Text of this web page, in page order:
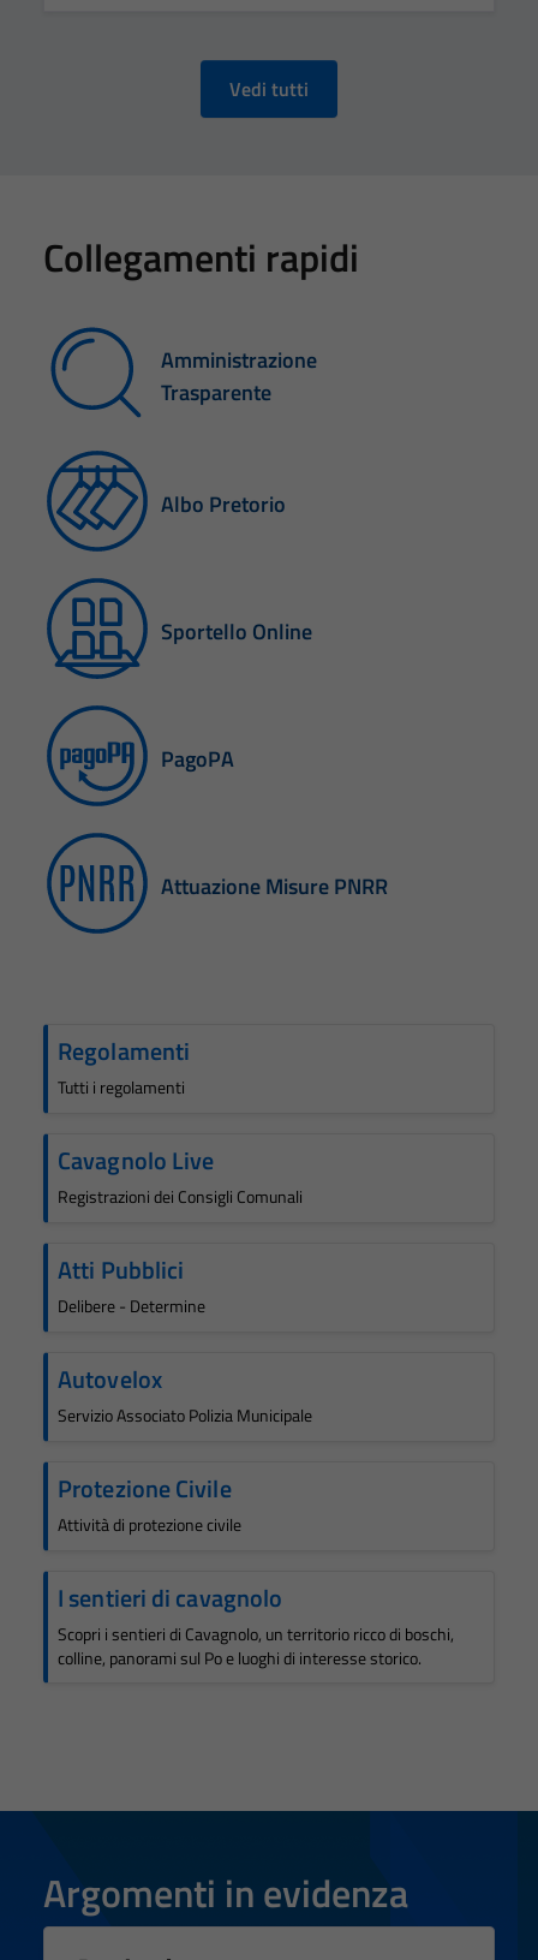
Vedi tutti
Collegamenti rapidi
Amministrazione
Trasparente
Albo Pretorio
Sportello Online
PagoPA
Attuazione Misure PNRR
Regolamenti
Tutti i regolamenti
Cavagnolo Live
Registrazioni dei Consigli Comunali
Atti Pubblici
Delibere - Determine
Autovelox
Servizio Associato Polizia Municipale
Protezione Civile
Attività di protezione civile
I sentieri di cavagnolo
Scopri i sentieri di Cavagnolo, un territorio ricco di boschi,
colline, panorami sul Po e luoghi di interesse storico.
Argomenti in evidenza